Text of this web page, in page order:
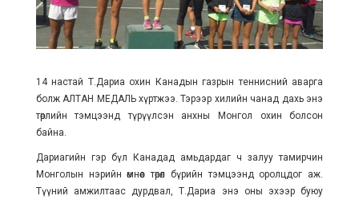
14 настай Т.Дариа охин Канадын газрын теннисний аварга
болж АЛТАН МЕДАЛЬ хүртжээ. Тэрээр хилийн чанад дахь энэ
төрлийн тэмцээнд түрүүлсэн анхны Монгол охин болсон
байна.
Дариагийн гэр бүл Канадад амьдардаг ч залуу тамирчин
Монголын нэрийн өмнөөс төрөл бүрийн тэмцээнд оролцдог аж.
Түүний амжилтаас дурдвал, Т.Дариа энэ оны эхээр буюу